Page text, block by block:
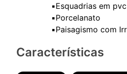
▪️Esquadrias em pvc
▪️Porcelanato
Características